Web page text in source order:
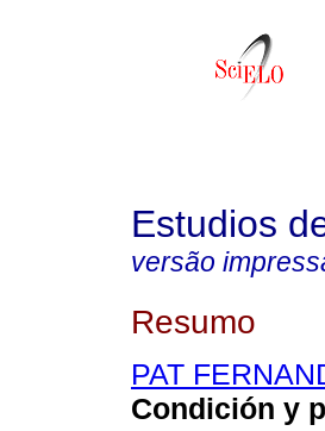
Estudios
versão
Resumo
PAT
Condición y